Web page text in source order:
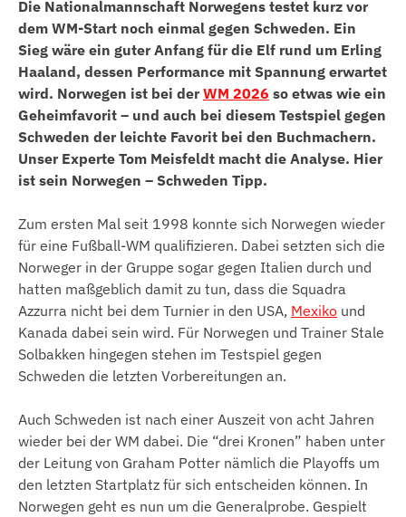
Die Nationalmannschaft Norwegens testet kurz vor
dem WM-Start noch einmal gegen Schweden. Ein
Sieg wäre ein guter Anfang für die Elf rund um Erling
Haaland, dessen Performance mit Spannung erwartet
wird. Norwegen ist bei der WM 2026 so etwas wie ein
Geheimfavorit – und auch bei diesem Testspiel gegen
Schweden der leichte Favorit bei den Buchmachern.
Unser Experte Tom Meisfeldt macht die Analyse. Hier
ist sein Norwegen – Schweden Tipp.
Zum ersten Mal seit 1998 konnte sich Norwegen wieder
für eine Fußball-WM qualifizieren. Dabei setzten sich die
Norweger in der Gruppe sogar gegen Italien durch und
hatten maßgeblich damit zu tun, dass die Squadra
Azzurra nicht bei dem Turnier in den USA, Mexiko und
Kanada dabei sein wird. Für Norwegen und Trainer Stale
Solbakken hingegen stehen im Testspiel gegen
Schweden die letzten Vorbereitungen an.
Auch Schweden ist nach einer Auszeit von acht Jahren
wieder bei der WM dabei. Die “drei Kronen” haben unter
der Leitung von Graham Potter nämlich die Playoffs um
den letzten Startplatz für sich entscheiden können. In
Norwegen geht es nun um die Generalprobe. Gespielt